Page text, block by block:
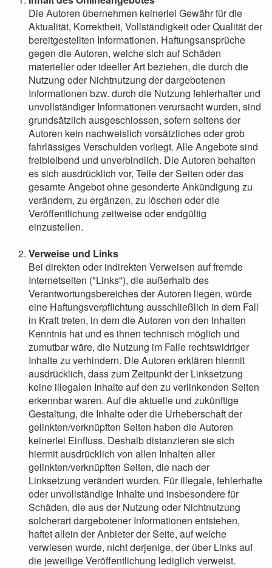
Die Autoren übernehmen keinerlei Gewähr für die
Aktualität, Korrektheit, Vollständigkeit oder Qualität der
bereitgestellten Informationen. Haftungsansprüche
gegen die Autoren, welche sich auf Schäden
materieller oder ideeller Art beziehen, die durch die
Nutzung oder Nichtnutzung der dargebotenen
Informationen bzw. durch die Nutzung fehlerhafter und
unvollständiger Informationen verursacht wurden, sind
grundsätzlich ausgeschlossen, sofern seitens der
Autoren kein nachweislich vorsätzliches oder grob
fahrlässiges Verschulden vorliegt. Alle Angebote sind
freibleibend und unverbindlich. Die Autoren behalten
es sich ausdrücklich vor, Teile der Seiten oder das
gesamte Angebot ohne gesonderte Ankündigung zu
verändern, zu ergänzen, zu löschen oder die
Veröffentlichung zeitweise oder endgültig
einzustellen.
Verweise und Links
Bei direkten oder indirekten Verweisen auf fremde
Internetseiten ("Links"), die außerhalb des
Verantwortungsbereiches der Autoren liegen, würde
eine Haftungsverpflichtung ausschließlich in dem Fall
in Kraft treten, in dem die Autoren von den Inhalten
Kenntnis hat und es ihnen technisch möglich und
zumutbar wäre, die Nutzung im Falle rechtswidriger
Inhalte zu verhindern. Die Autoren erklären hiermit
ausdrücklich, dass zum Zeitpunkt der Linksetzung
keine illegalen Inhalte auf den zu verlinkenden Seiten
erkennbar waren. Auf die aktuelle und zukünftige
Gestaltung, die Inhalte oder die Urheberschaft der
gelinkten/verknüpften Seiten haben die Autoren
keinerlei Einfluss. Deshalb distanzieren sie sich
hiermit ausdrücklich von allen Inhalten aller
gelinkten/verknüpften Seiten, die nach der
Linksetzung verändert wurden. Für illegale, fehlerhafte
oder unvollständige Inhalte und insbesondere für
Schäden, die aus der Nutzung oder Nichtnutzung
solcherart dargebotener Informationen entstehen,
haftet allein der Anbieter der Seite, auf welche
verwiesen wurde, nicht derjenige, der über Links auf
die jeweilige Veröffentlichung lediglich verweist.